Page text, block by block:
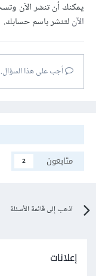
يمكنك أن تنشر الآن
الآنلتنشر باسم حسابك.
أجب على هذا السؤال...
متابعون
2
اذهب إلى قائمة الأسئلة
إعلانات